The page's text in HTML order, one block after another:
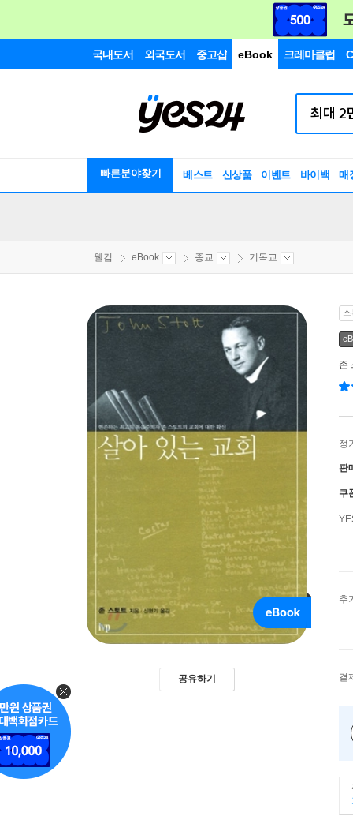
국내도서 외국도서 중고샵 eBook 크레마클럽
빠른분야찾기 베스트 신상품 이벤트 바이백 매
웰컴 eBook 종교 기독교
공유하기
존
정
판
쿠
추
결